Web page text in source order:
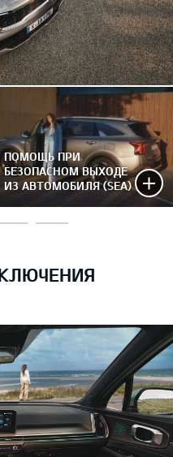
ПОМОЩЬ ПРИ
БЕЗОПАСНОМ ВЫХОДЕ
ИЗ АВТОМОБИЛЯ (SEA)